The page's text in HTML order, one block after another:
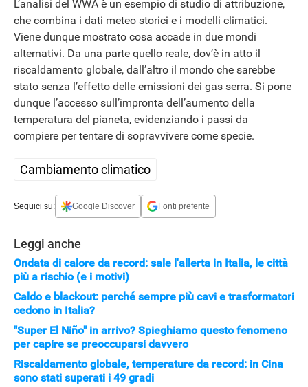
L’analisi del WWA è un esempio di studio di attribuzione,
che combina i dati meteo storici e i modelli climatici.
Viene dunque mostrato cosa accade in due mondi
alternativi. Da una parte quello reale, dov’è in atto il
riscaldamento globale, dall’altro il mondo che sarebbe
stato senza l’effetto delle emissioni dei gas serra. Si pone
dunque l’accesso sull’impronta dell’aumento della
temperatura del pianeta, evidenziando i passi da
compiere per tentare di sopravvivere come specie.
Cambiamento climatico
Seguici su: Google Discover Fonti preferite
Leggi anche
Ondata di calore da record: sale l'allerta in Italia, le città
più a rischio (e i motivi)
Caldo e blackout: perché sempre più cavi e trasformatori
cedono in Italia?
"Super El Niño" in arrivo? Spieghiamo questo fenomeno
per capire se preoccuparsi davvero
Riscaldamento globale, temperature da record: in Cina
sono stati superati i 49 gradi